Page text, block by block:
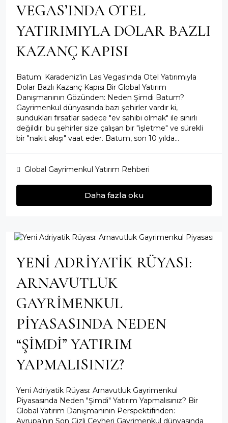
VEGAS’INDA OTEL
YATIRIMIYLA DOLAR BAZLI
KAZANÇ KAPISI
Batum: Karadeniz'in Las Vegas'ında Otel Yatırımıyla
Dolar Bazlı Kazanç Kapısı Bir Global Yatırım
Danışmanının Gözünden: Neden Şimdi Batum?
Gayrimenkul dünyasında bazı şehirler vardır ki,
sundukları fırsatlar sadece "ev sahibi olmak" ile sınırlı
değildir; bu şehirler size çalışan bir "işletme" ve sürekli
bir "nakit akışı" vaat eder. Batum, son 10 yılda...
Global Gayrimenkul Yatırım Rehberi
Daha fazla oku
YENI ADRIYATIK RÜYASI:
ARNAVUTLUK
GAYRIMENKUL
PIYASASINDA NEDEN
“ŞIMDI” YATIRIM
YAPMALISINIZ?
Yeni Adriyatik Rüyası: Arnavutluk Gayrimenkul
Piyasasında Neden "Şimdi" Yatırım Yapmalısınız? Bir
Global Yatırım Danışmanının Perspektifinden:
Avrupa’nın Son Gizli Cevheri Gayrimenkul dünyasında